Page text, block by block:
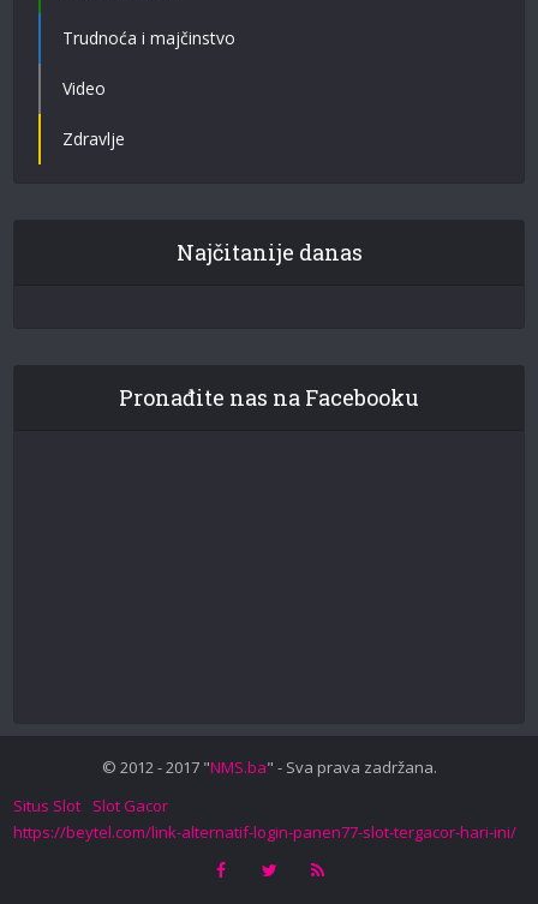
Trudnoća i majčinstvo
Video
Zdravlje
Najčitanije danas
Pronađite nas na Facebooku
© 2012 - 2017 "NMS.ba" - Sva prava zadržana.
Situs Slot
Slot Gacor
https://beytel.com/link-alternatif-login-panen77-slot-tergacor-hari-ini/